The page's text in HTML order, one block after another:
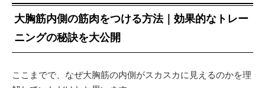
大胸筋内側の筋肉をつける方法｜効果的なトレー
ニングの秘訣を大公開
ここまでで、なぜ大胸筋の内側がスカスカに見えるのかを理